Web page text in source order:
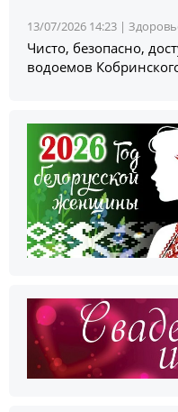
13/07/2026 14:23 |
Чисто, безопасно,
водоемов